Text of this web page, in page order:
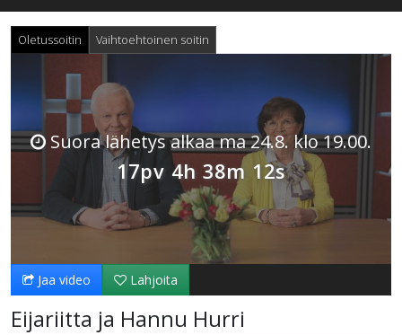
Oletussoitin Vaihtoehtoinen soitin
Suora lähetys alkaa ma 24.8. klo 19.00.
17pv 4h 38m 11s
Jaa video Lahjoita
Eijariitta ja Hannu Hurri